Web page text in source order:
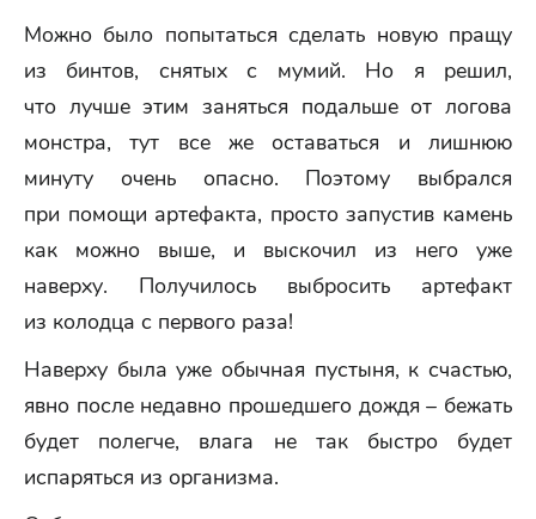
Можно было попытаться сделать новую пращу
из бинтов, снятых с мумий. Но я решил,
что лучше этим заняться подальше от логова
монстра, тут все же оставаться и лишнюю
минуту очень опасно. Поэтому выбрался
при помощи артефакта, просто запустив камень
как можно выше, и выскочил из него уже
наверху. Получилось выбросить артефакт
из колодца с первого раза!
Наверху была уже обычная пустыня, к счастью,
явно после недавно прошедшего дождя – бежать
будет полегче, влага не так быстро будет
испаряться из организма.